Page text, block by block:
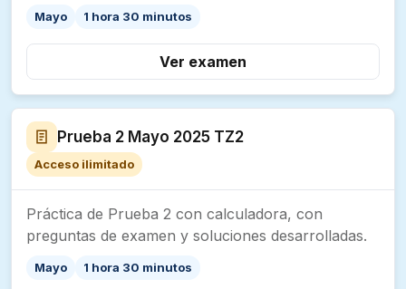
Mayo 1 hora 30 minutos
Ver examen
Prueba 2 Mayo 2025 TZ2
Acceso ilimitado
Práctica de Prueba 2 con calculadora, con
preguntas de examen y soluciones desarrolladas.
Mayo 1 hora 30 minutos